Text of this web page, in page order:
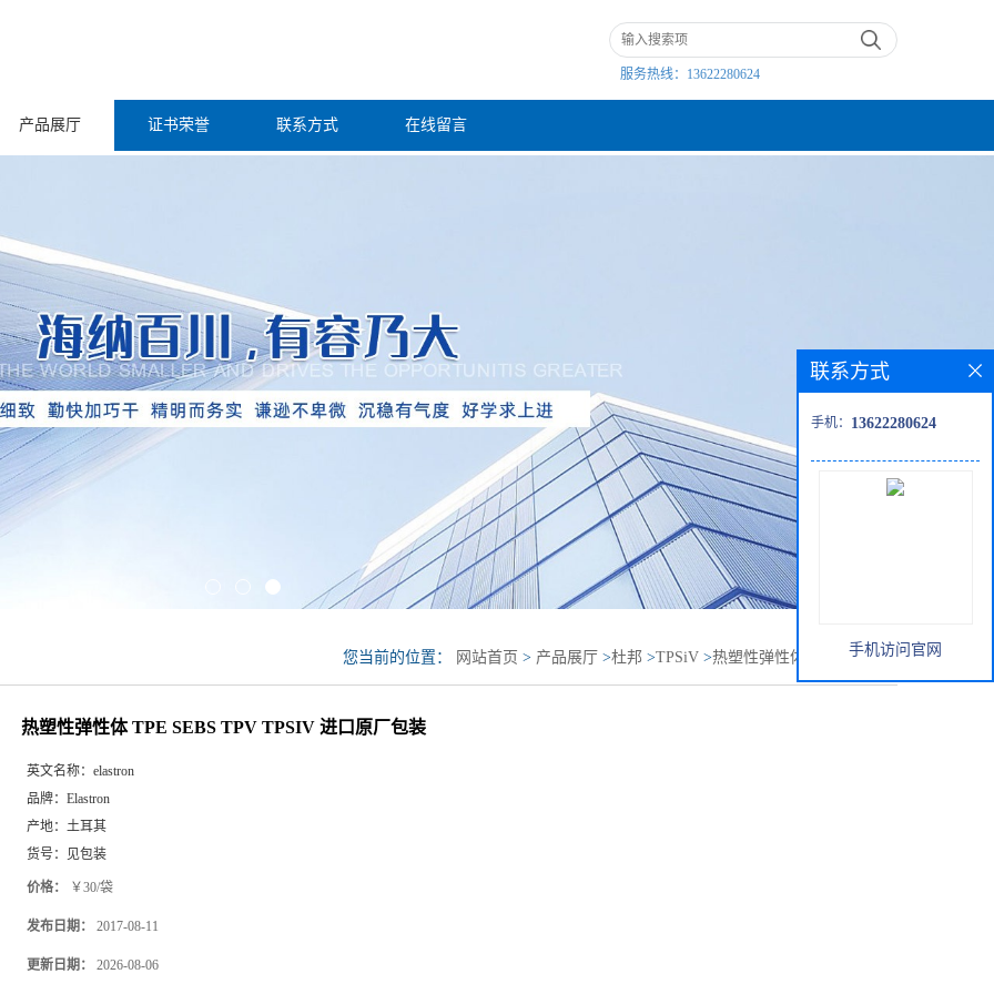
服务热线： 13622280624
产品展厅 证书荣誉 联系方式 在线留言
您当前的位置： 网站首页 > 产品展厅 >杜邦 >TPSiV >热塑性弹性体 TPE SEBS
热塑性弹性体 TPE SEBS TPV TPSIV 进口原厂包装
英文名称： elastron
品牌： Elastron
产地： 土耳其
货号：
见包装
价格： ￥30/袋
发布日期： 2017-08-11
更新日期： 2026-08-06
联系方式
手机： 13622280624
手机访问官网